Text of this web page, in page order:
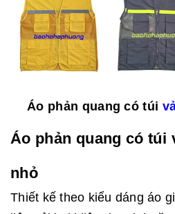
Áo phản quang có túi
Áo phản quang có
nhỏ
Thiết kế theo kiểu dáng áo